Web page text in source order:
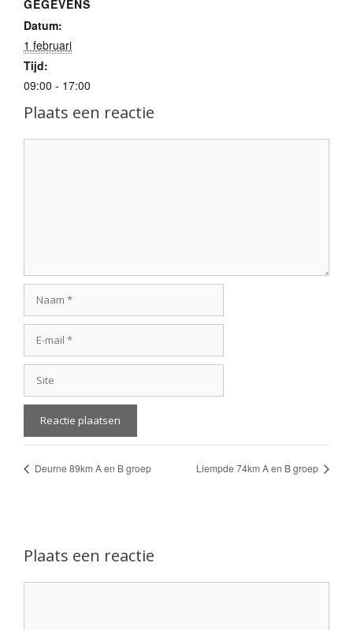
GEGEVENS
Datum:
1 februari
Tijd:
09:00 - 17:00
Plaats een reactie
mail
Deurne 89km A en B groep Liempde 74km A en B groep
Plaats een reactie